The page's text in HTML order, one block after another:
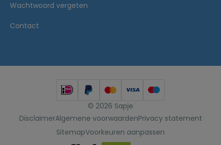
Wachtwoord vergeten
Contact
© 2026 Sapje
DisclaimerAlgemene voorwaardenPrivacy statement
SitemapVoorkeuren aanpassen